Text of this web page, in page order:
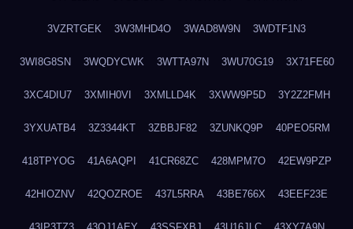
3VZRTGEK 3W3MHD4O 3WAD8W9N 3WDTF1N3
3WI8G8SN 3WQDYCWK 3WTTA97N 3WU70G19 3X71FE60
3XC4DIU7 3XMIH0VI 3XMLLD4K 3XWW9P5D 3Y2Z2FMH
3YXUATB4 3Z3344KT 3ZBBJF82 3ZUNKQ9P 40PEO5RM
418TPYOG 41A6AQPI 41CR68ZC 428MPM7O 42EW9PZP
42HIOZNV 42QOZROE 437L5RRA 43BE766X 43EEF23E